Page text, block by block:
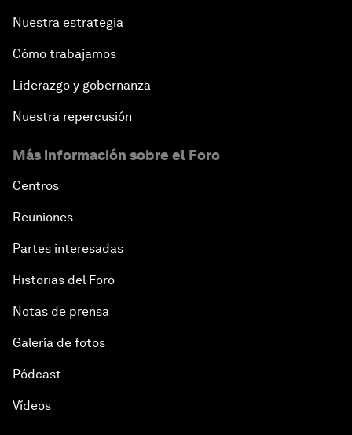
Nuestra estrategia
Cómo trabajamos
Liderazgo y gobernanza
Nuestra repercusión
Más información sobre el Foro
Centros
Reuniones
Partes interesadas
Historias del Foro
Notas de prensa
Galería de fotos
Pódcast
Vídeos